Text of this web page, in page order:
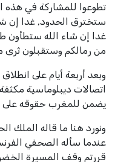
تطوعوا للمشاركة في هذه
ستخترق الحدود, غدا إن
غدا إن شاء الله ستطأون
من رمالكم وستقبلون ثرى
وبعد أربعة أيام على
اتصالات ديبلوماسية
يضمن للمغرب حقوقه على
ونورد هنا ما قاله الملك
عندما سأله الصحفي
قررتم وقف المسيرة